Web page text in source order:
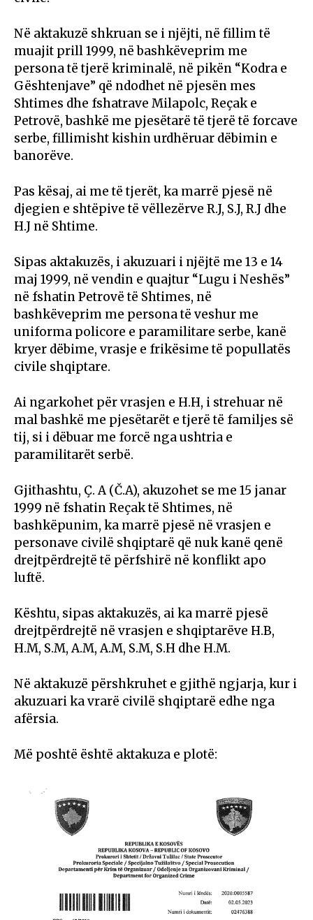
Në aktakuzë shkruan se i njëjti, në fillim të
muajit prill 1999, në bashkëveprim me
persona të tjerë kriminalë, në pikën “Kodra e
Gështenjave” që ndodhet në pjesën mes
Shtimes dhe fshatrave Milapolc, Reçak e
Petrovë, bashkë me pjesëtarë të tjerë të forcave
serbe, fillimisht kishin urdhëruar dëbimin e
banorëve.
Pas kësaj, ai me të tjerët, ka marrë pjesë në
djegien e shtëpive të vëllezërve R.J, S.J, R.J dhe
H.J në Shtime.
Sipas aktakuzës, i akuzuari i njëjtë me 13 e 14
maj 1999, në vendin e quajtur “Lugu i Neshës”
në fshatin Petrovë të Shtimes, në
bashkëveprim me persona të veshur me
uniforma policore e paramilitare serbe, kanë
kryer dëbime, vrasje e frikësime të popullatës
civile shqiptare.
Ai ngarkohet për vrasjen e H.H, i strehuar në
mal bashkë me pjesëtarët e tjerë të familjes së
tij, si i dëbuar me forcë nga ushtria e
paramilitarët serbë.
Gjithashtu, Ç. A (Č.A), akuzohet se me 15 janar
1999 në fshatin Reçak të Shtimes, në
bashkëpunim, ka marrë pjesë në vrasjen e
personave civilë shqiptarë që nuk kanë qenë
drejtpërdrejtë të përfshirë në konflikt apo
luftë.
Kështu, sipas aktakuzës, ai ka marrë pjesë
drejtpërdrejtë në vrasjen e shqiptarëve H.B,
H.M, S.M, A.M, A.M, S.M, S.H dhe H.M.
Në aktakuzë përshkruhet e gjithë ngjarja, kur i
akuzuari ka vrarë civilë shqiptarë edhe nga
afërsia.
Më poshtë është aktakuza e plotë: